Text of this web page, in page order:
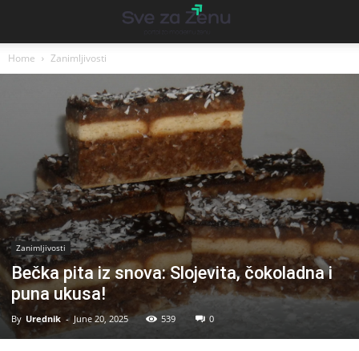
Home Zanimljivosti
Zanimljivosti
Bečka pita iz snova: Slojevita, čokoladna i
puna ukusa!
By Urednik - June 20, 2025 539 0